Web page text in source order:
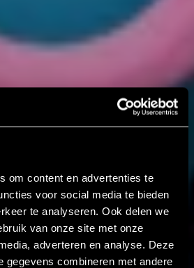
om content en advertenties te
voor social media te bieden
te analyseren. Ook delen we
van onze site met onze
adverteren en analyse. Deze
gegevens combineren met andere